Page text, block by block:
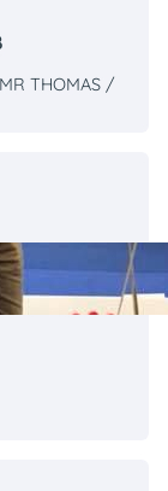
THOMAS /